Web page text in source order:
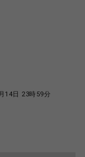
14日 23時59分